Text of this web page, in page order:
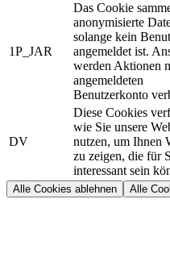
1P_JAR
Das Cookie
anonymisierte
solange kein
angemeldet ist.
werden Aktionen
angemeldeten
Benutzerkonto
DV
Diese Cookies
wie Sie unsere
nutzen, um Ihnen
zu zeigen, die für
interessant sein
Alle Cookies ablehnen Alle